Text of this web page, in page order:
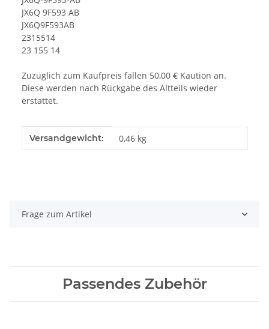
JX6Q 9F593 AB
JX6Q9F593AB
2315514
23 155 14
Zuzüglich zum Kaufpreis fallen 50,00 € Kaution an.
Diese werden nach Rückgabe des Altteils wieder
erstattet.
Produkteigenschaft
Wert
Versandgewicht: 0,46 kg
Frage zum Artikel
Passendes Zubehör